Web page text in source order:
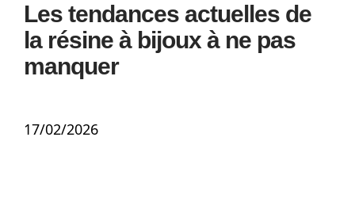
Les tendances actuelles de
la résine à bijoux à ne pas
manquer
17/02/2026